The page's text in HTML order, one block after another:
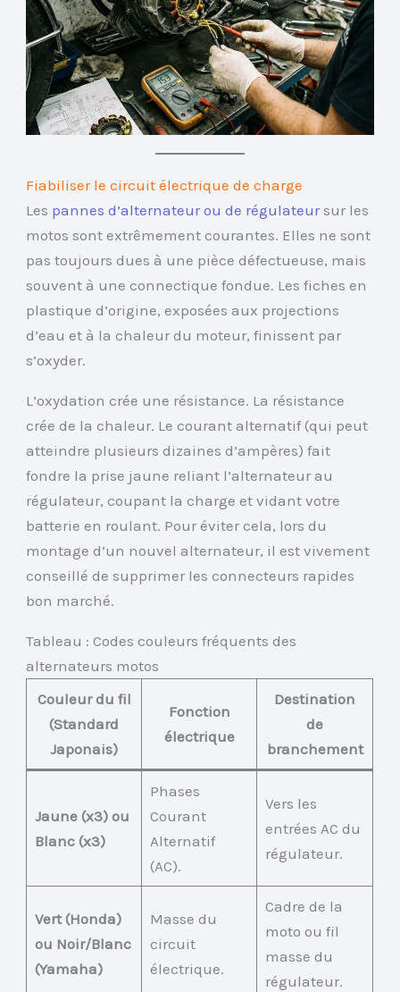
Fiabiliser le circuit électrique de charge
Les pannes d’alternateur ou de régulateur sur les
motos sont extrêmement courantes. Elles ne sont
pas toujours dues à une pièce défectueuse, mais
souvent à une connectique fondue. Les fiches en
plastique d’origine, exposées aux projections
d’eau et à la chaleur du moteur, finissent par
s’oxyder.
L’oxydation crée une résistance. La résistance
crée de la chaleur. Le courant alternatif (qui peut
atteindre plusieurs dizaines d’ampères) fait
fondre la prise jaune reliant l’alternateur au
régulateur, coupant la charge et vidant votre
batterie en roulant. Pour éviter cela, lors du
montage d’un nouvel alternateur, il est vivement
conseillé de supprimer les connecteurs rapides
bon marché.
Tableau : Codes couleurs fréquents des
alternateurs motos
Couleur du fil
(Standard
Japonais)
Fonction
électrique
Destination
de
branchement
Jaune (x3) ou
Blanc (x3)
Phases
Courant
Alternatif
(AC).
Vers les
entrées AC du
régulateur.
Vert (Honda)
ou Noir/Blanc
(Yamaha)
Masse du
circuit
électrique.
Cadre de la
moto ou fil
masse du
régulateur.